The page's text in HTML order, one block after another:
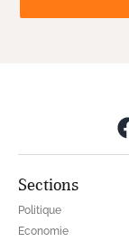
Sections
Politique
Economie